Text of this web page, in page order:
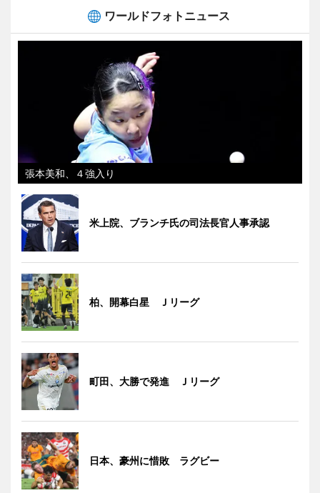
ワールドフォトニュース
張本美和、４強入り
米上院、ブランチ氏の司法長官人事承認
柏、開幕白星 Ｊリーグ
町田、大勝で発進 Ｊリーグ
日本、豪州に惜敗 ラグビー